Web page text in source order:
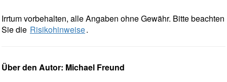
Irrtum vorbehalten, alle Angaben ohne Gewähr. Bitte beachten
Sie die Risikohinweise.
Über den Autor: Michael Freund